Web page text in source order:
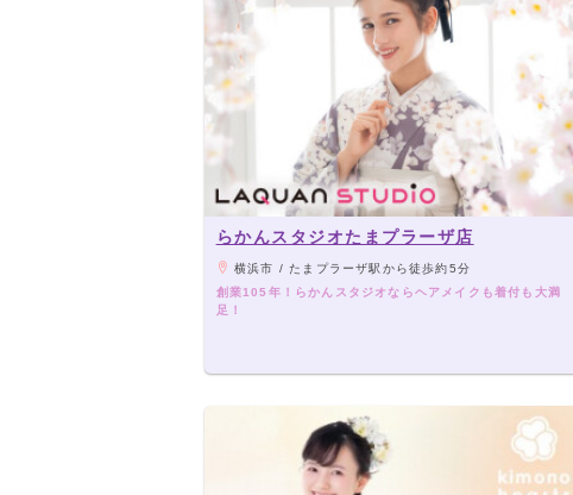
らかんスタジオたまプラーザ店
横浜市 / たまプラーザ駅から徒歩約5分
創業105年！らかんスタジオならヘアメイクも着付も大満
足！